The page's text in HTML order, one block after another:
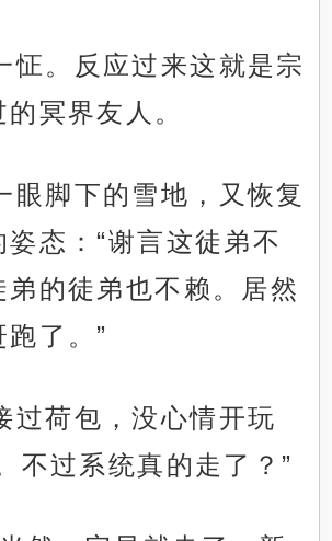
怔。反应过来这就是宗
冥界友人。
眼脚下的雪地，又恢复
姿态：“谢言这徒弟不
弟的徒弟也不赖。居然
了。”
过荷包，没心情开玩
不过系统真的走了？”